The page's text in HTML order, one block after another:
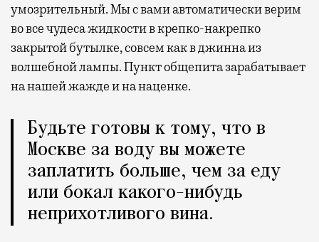
умозрительный. Мы с вами автоматически верим
во все чудеса жидкости в крепко-накрепко
закрытой бутылке, совсем как в джинна из
волшебной лампы. Пункт общепита зарабатывает
на нашей жажде и на наценке.
Будьте готовы к тому, что в
Москве за воду вы можете
заплатить больше, чем за еду
или бокал какого-нибудь
неприхотливого вина.